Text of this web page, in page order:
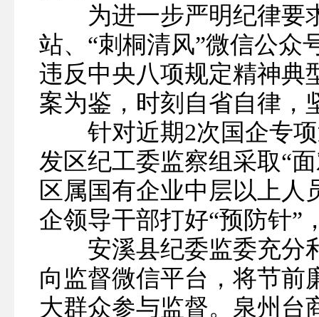
为进一步严明纪律要
站、“刺桐清风”微信公众
违反中央八项规定精神典
案为鉴，时刻自省自律，
针对近期2次国企专项
发区纪工委监察组采取“
区属国有企业中层以上人
企领导干部打好“预防针”
安溪县纪委监委充分
向监督微信平台，将节前
大群众参与监督。泉州台